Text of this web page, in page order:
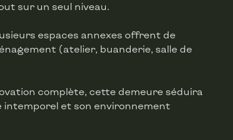
sur un seul niveau.
espaces annexes offrent de
(atelier, buanderie, salle de
complète, cette demeure séduira
intemporel et son environnement